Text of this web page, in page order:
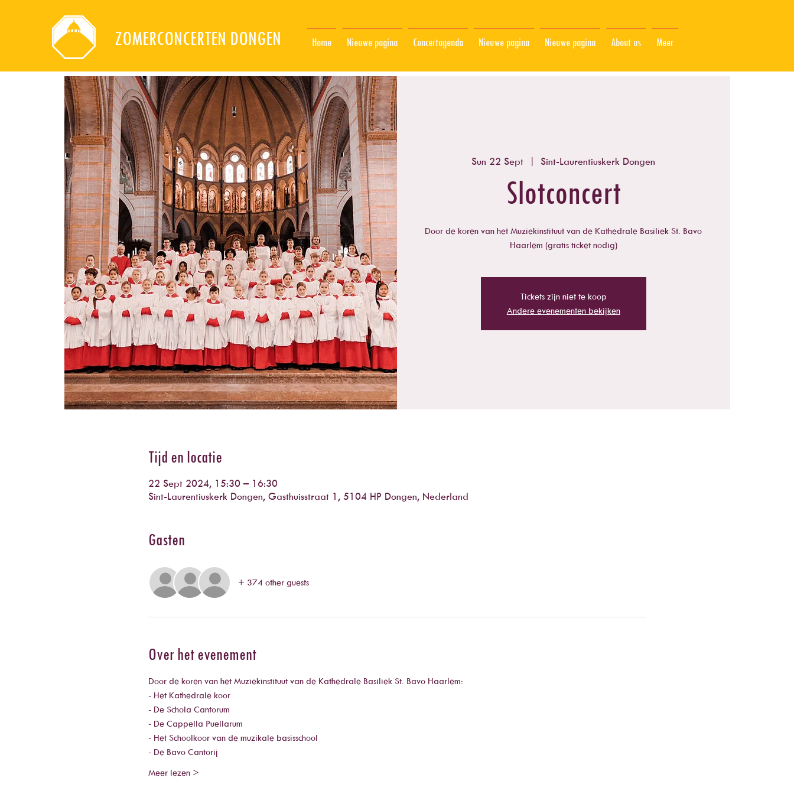
ZOMERCONCERTEN DONGEN Home Nieuwe pagina Concertagenda Nieuwe pagina Nieuwe pagina About us Meer
Sun 22 Sept Sint-Laurentiuskerk Dongen
Slotconcert
Door de koren van het Muziekinstituut van de Kathedrale Basiliek St. Bavo
Haarlem (gratis ticket nodig)
Tickets zijn niet te koop
Andere evenementen bekijken
Tijd en locatie
22 Sept 2024, 15:30 – 16:30
Sint-Laurentiuskerk Dongen, Gasthuisstraat 1, 5104 HP Dongen, Nederland
Gasten
+ 374 other guests
Over het evenement
Door de koren van het Muziekinstituut van de Kathedrale Basiliek St. Bavo Haarlem:
- Het Kathedrale koor
- De Schola Cantorum
- De Cappella Puellarum
- Het Schoolkoor van de muzikale basisschool
- De Bavo Cantorij
Meer lezen >